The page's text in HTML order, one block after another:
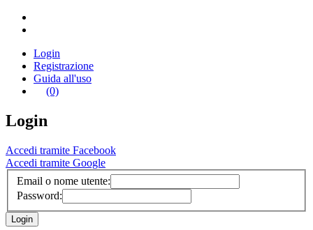
Login
Registrazione
Guida all'uso
(0)
Login
Accedi tramite Facebook
Accedi tramite Google
Email o nome utente:
Password: